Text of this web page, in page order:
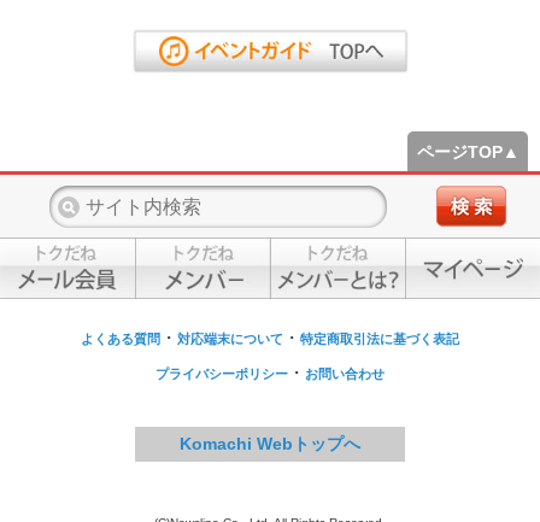
ページTOP▲
よくある質問 ・ 対応端末について ・ 特定商取引法に基づく表記
プライバシーポリシー ・ お問い合わせ
Komachi Webトップへ